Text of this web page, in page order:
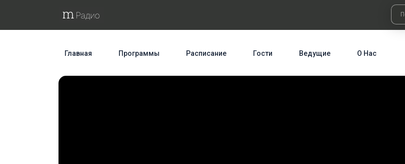
Главная Программы Расписание Гости Ведущие О Нас